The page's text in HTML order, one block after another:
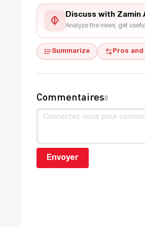
Discuss with Zamin
Analyze the news, get
Summarize Pros and
Commentaires0
Envoyer